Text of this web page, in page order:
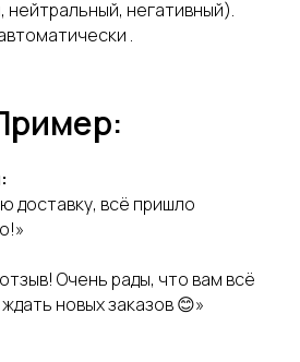
нейтральный, негативный).
.
доставку, всё пришло
Очень рады, что вам всё
новых заказов 😊»